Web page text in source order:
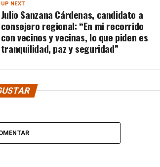
UP NEXT
Julio Sanzana Cárdenas, candidato a
consejero regional: “En mi recorrido
con vecinos y vecinas, lo que piden es
tranquilidad, paz y seguridad”